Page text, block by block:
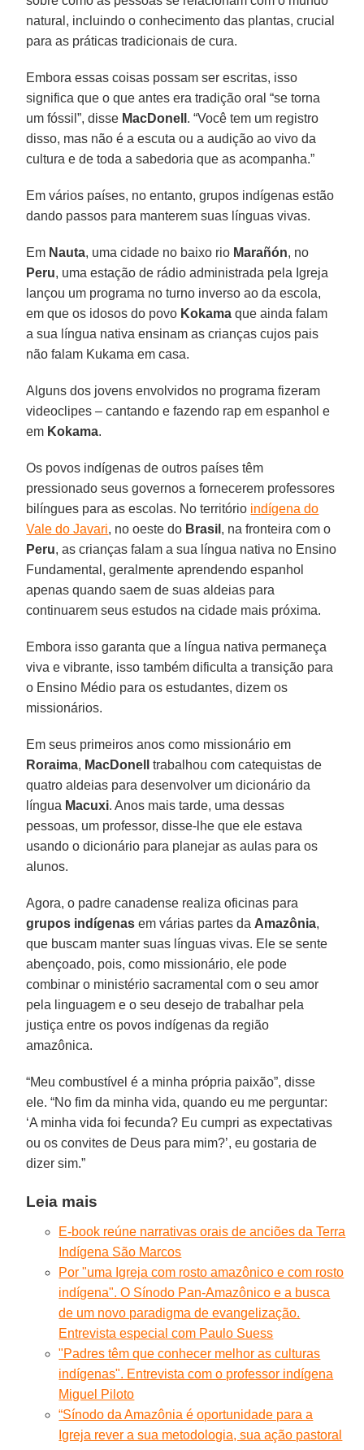
natural, incluindo o conhecimento das plantas, crucial
para as práticas tradicionais de cura.
Embora essas coisas possam ser escritas, isso
significa que o que antes era tradição oral “se torna
um fóssil”, disse MacDonell . “Você tem um registro
disso, mas não é a escuta ou a audição ao vivo da
cultura e de toda a sabedoria que as acompanha.”
Em vários países, no entanto, grupos indígenas estão
dando passos para manterem suas línguas vivas.
Em Nauta, uma cidade no baixo rio Marañón, no
Peru, uma estação de rádio administrada pela Igreja
lançou um programa no turno inverso ao da escola,
em que os idosos do povo Kokama que ainda falam
a sua língua nativa ensinam as crianças cujos pais
não falam Kukama em casa.
Alguns dos jovens envolvidos no programa fizeram
videoclipes – cantando e fazendo rap em espanhol e
em Kokama.
Os povos indígenas de outros países têm
pressionado seus governos a fornecerem professores
bilíngues para as escolas. No território indígena do
Vale do Javari, no oeste do Brasil , na fronteira com o
Peru, as crianças falam a sua língua nativa no Ensino
Fundamental, geralmente aprendendo espanhol
apenas quando saem de suas aldeias para
continuarem seus estudos na cidade mais próxima.
Embora isso garanta que a língua nativa permaneça
viva e vibrante, isso também dificulta a transição para
o Ensino Médio para os estudantes, dizem os
missionários.
Em seus primeiros anos como missionário em
Roraima, MacDonell
trabalhou com catequistas de
quatro aldeias para desenvolver um dicionário da
língua Macuxi. Anos mais tarde, uma dessas
pessoas, um professor, disse-lhe que ele estava
usando o dicionário para planejar as aulas para os
alunos.
Agora, o padre canadense realiza oficinas para
grupos indígenas em várias partes da Amazônia,
que buscam manter suas línguas vivas. Ele se sente
abençoado, pois, como missionário, ele pode
combinar o ministério sacramental com o seu amor
pela linguagem e o seu desejo de trabalhar pela
justiça entre os povos indígenas da região
amazônica.
“Meu combustível é a minha própria paixão”, disse
ele. “No fim da minha vida, quando eu me perguntar:
‘A minha vida foi fecunda? Eu cumpri as expectativas
ou os convites de Deus para mim?’, eu gostaria de
dizer sim.”
Leia mais
E-book reúne narrativas orais de anciões da Terra
Indígena São Marcos
Por "uma Igreja com rosto amazônico e com rosto
indígena". O Sínodo Pan-Amazônico e a busca
de um novo paradigma de evangelização.
Entrevista especial com Paulo Suess
"Padres têm que conhecer melhor as culturas
indígenas". Entrevista com o professor indígena
Miguel Piloto
“Sínodo da Amazônia é oportunidade para a
Igreja rever a sua metodologia, sua ação pastoral